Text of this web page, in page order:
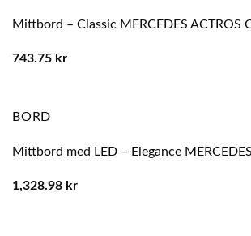
Mittbord – Classic MERCEDES ACTROS
743.75 kr
BORD
Mittbord med LED – Elegance
1,328.98 kr